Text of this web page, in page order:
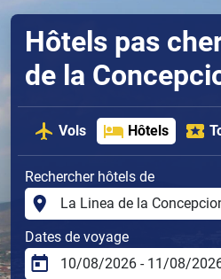
Hôtels pas
de la
Vols Hôtels
Rechercher hôtels de
Dates de voyage